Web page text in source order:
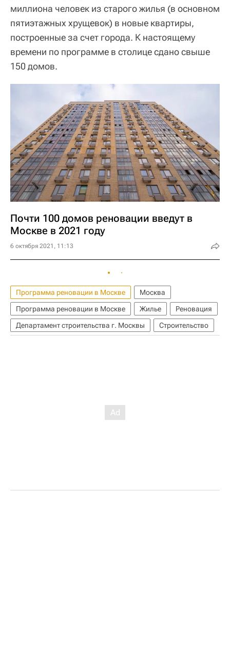
миллиона человек из старого жилья (в основном
пятиэтажных хрущевок) в новые квартиры,
построенные за счет города. К настоящему
времени по программе в столице сдано свыше
150 домов.
Почти 100 домов реновации введут в
Москве в 2021 году
6 октября 2021, 11:13
Программа реновации в Москве
Москва
Программа реновации в Москве
Жилье
Реновация
Департамент строительства г. Москвы
Строительство